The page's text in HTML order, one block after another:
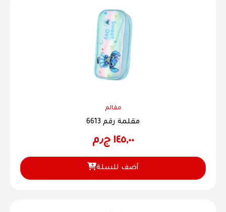
مقالم
مقلمة رقم 6613
١٤٥,٠٠ ج٫م
أضف للسلة